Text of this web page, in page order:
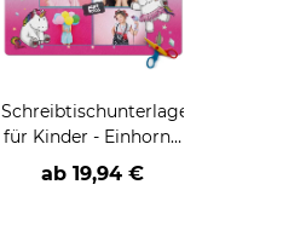
Schreibtischunterlage
für Kinder - Einhorn -
Donuts - mit Fotos
und Name
ab 19,94 €